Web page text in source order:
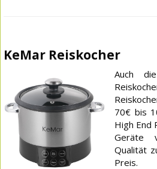
KeMar Reiskocher
Auch
70€ bis
High End
Geräte
Qualität
Preis.